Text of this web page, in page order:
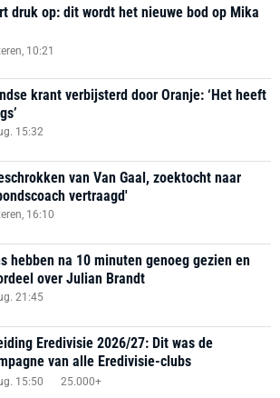
druk op: dit wordt het nieuwe bod op Mika
10:21
krant verbijsterd door Oranje: ‘Het heeft
15:32
van Van Gaal, zoektocht naar
vertraagd'
16:10
hebben na 10 minuten genoeg gezien en
over Julian Brandt
21:45
Eredivisie 2026/27: Dit was de
van alle Eredivisie-clubs
15:50 25.000+